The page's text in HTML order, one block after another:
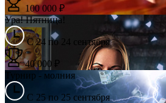
100 000 ₽
Ура! Пятница!
С 24 по 24 сентября
40 000 ₽
Турнир - молния
С 25 по 25 сентября